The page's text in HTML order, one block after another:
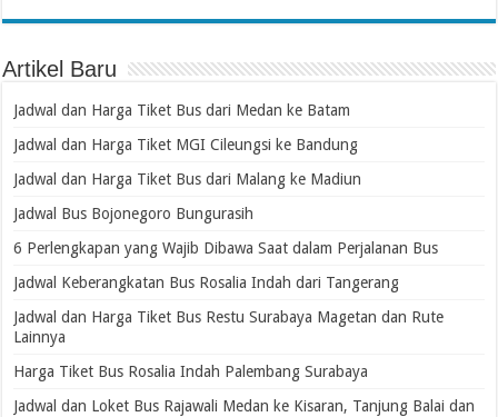
Artikel Baru
Jadwal dan Harga Tiket Bus dari Medan ke Batam
Jadwal dan Harga Tiket MGI Cileungsi ke Bandung
Jadwal dan Harga Tiket Bus dari Malang ke Madiun
Jadwal Bus Bojonegoro Bungurasih
6 Perlengkapan yang Wajib Dibawa Saat dalam Perjalanan Bus
Jadwal Keberangkatan Bus Rosalia Indah dari Tangerang
Jadwal dan Harga Tiket Bus Restu Surabaya Magetan dan Rute
Lainnya
Harga Tiket Bus Rosalia Indah Palembang Surabaya
Jadwal dan Loket Bus Rajawali Medan ke Kisaran, Tanjung Balai dan